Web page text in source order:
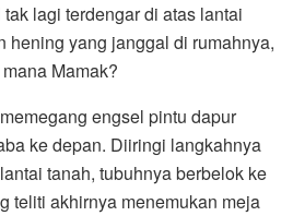
lagi terdengar di atas lantai
hening yang janggal di rumahnya,
Mamak?
engsel pintu dapur
ke depan. Diiringi langkahnya
tanah, tubuhnya berbelok ke
teliti akhirnya menemukan meja